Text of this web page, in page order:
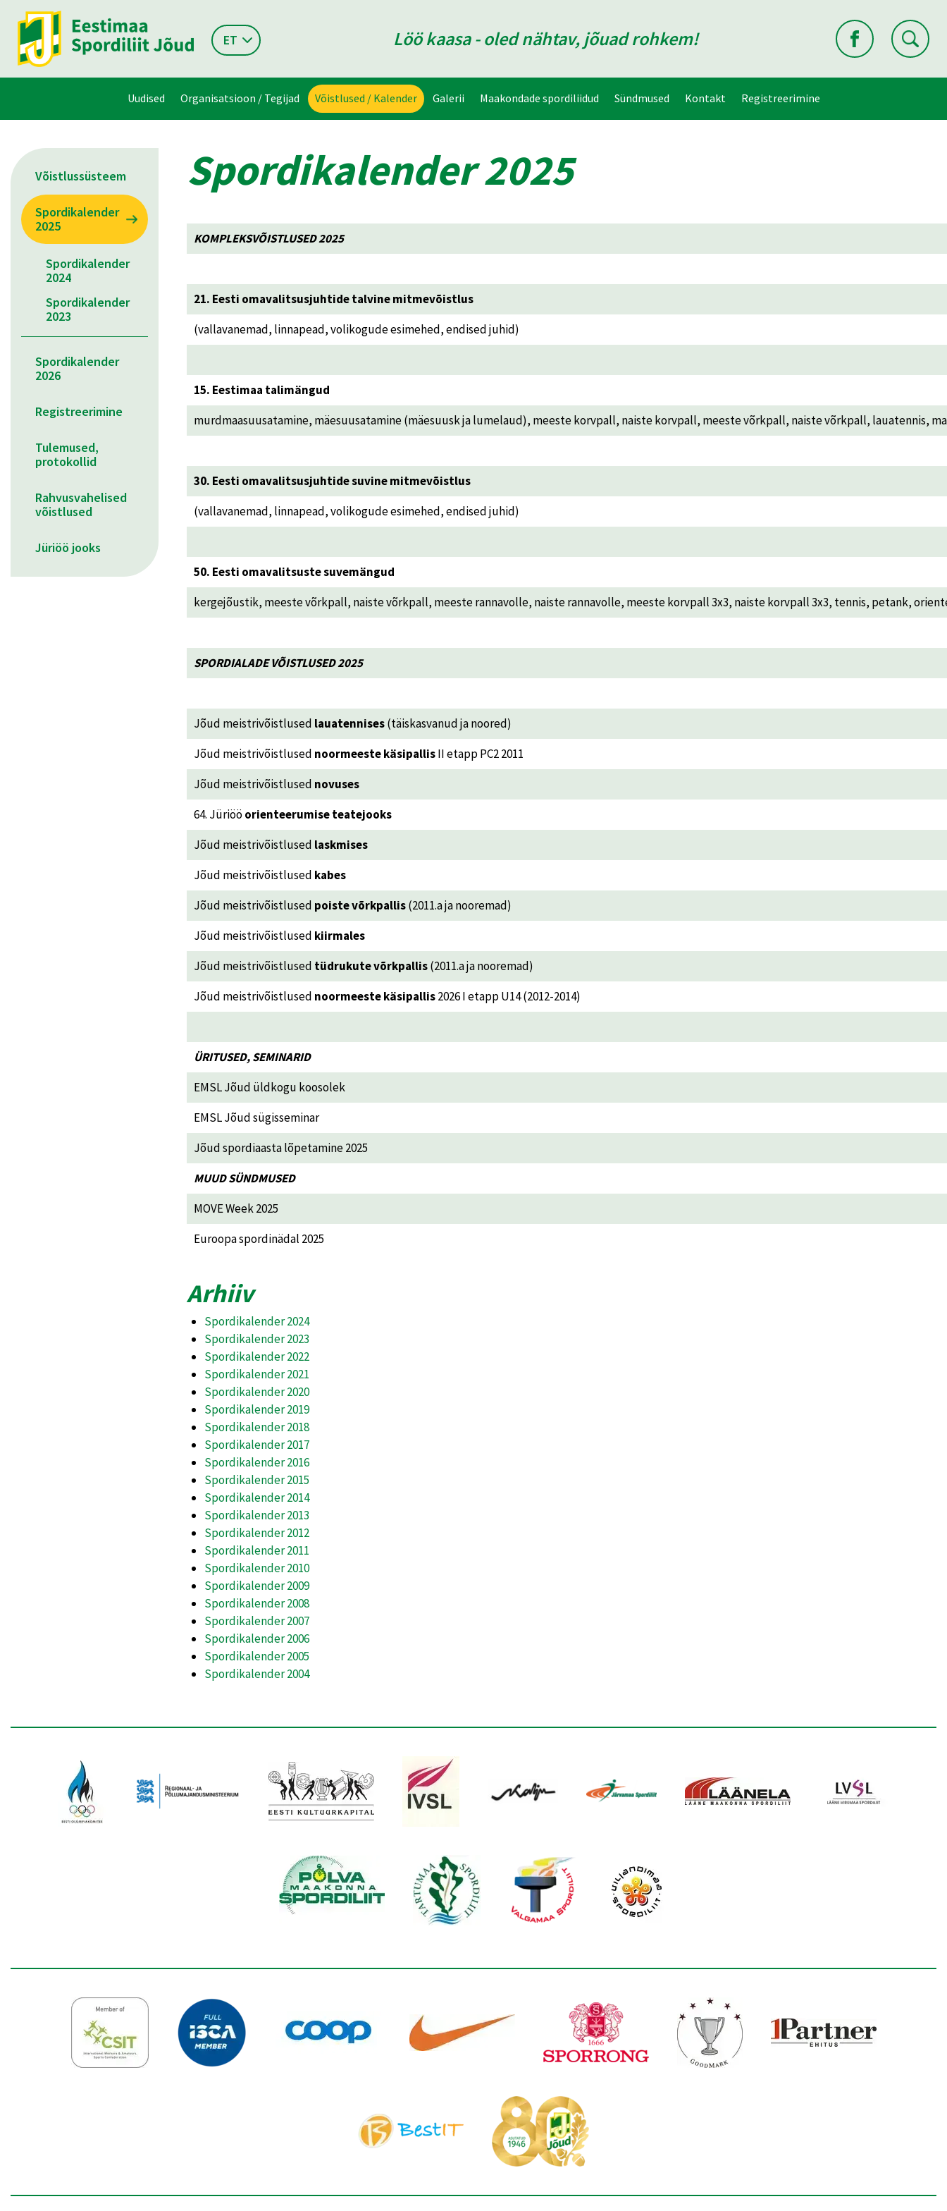
ET Löö kaasa - oled nähtav, jõuad rohkem!
Uudised Organisatsioon / Tegijad Võistlused / Kalender Galerii Maakondade spordiliidud Sündmused Kontakt Registreerimine
Võistlussüsteem
Spordikalender
2025
Spordikalender
2024
Spordikalender
2023
Spordikalender
2026
Registreerimine
Tulemused,
protokollid
Rahvusvahelised
võistlused
Jüriöö jooks
Spordikalender 2025
KOMPLEKSVÕISTLUSED 2025
21. Eesti omavalitsusjuhtide talvine mitmevõistlus
(vallavanemad, linnapead, volikogude esimehed, endised juhid)
15. Eestimaa talimängud
murdmaasuusatamine, mäesuusatamine (mäesuusk ja lumelaud), meeste korvpall, naiste korvpall, meeste võrkpall, naiste võrkpall,
30. Eesti omavalitsusjuhtide suvine mitmevõistlus
(vallavanemad, linnapead, volikogude esimehed, endised juhid)
50. Eesti omavalitsuste suvemängud
kergejõustik, meeste võrkpall, naiste võrkpall, meeste rannavolle, naiste rannavolle, meeste korvpall 3x3, naiste korvpall 3x3, tennis, petank,
SPORDIALADE VÕISTLUSED 2025
Jõud meistrivõistlused lauatennises(täiskasvanud ja noored)
Jõud meistrivõistlused noormeeste käsipallisII etapp PC2 2011
Jõud meistrivõistlused novuses
64. Jüriööorienteerumise teatejooks
Jõud meistrivõistlused laskmises
Jõud meistrivõistlused kabes
Jõud meistrivõistlused poiste võrkpallis(2011.a ja nooremad)
Jõud meistrivõistlused kiirmales
Jõud meistrivõistlused tüdrukute võrkpallis(2011.a ja nooremad)
Jõud meistrivõistlused noormeeste käsipallis2026 I etapp U14 (2012-2014)
ÜRITUSED, SEMINARID
EMSL Jõud üldkogu koosolek
EMSL Jõud sügisseminar
Jõud spordiaasta lõpetamine 2025
MUUD SÜNDMUSED
MOVE Week 2025
Euroopa spordinädal 2025
Arhiiv
Spordikalender 2024
Spordikalender 2023
Spordikalender 2022
Spordikalender 2021
Spordikalender 2020
Spordikalender 2019
Spordikalender 2018
Spordikalender 2017
Spordikalender 2016
Spordikalender 2015
Spordikalender 2014
Spordikalender 2013
Spordikalender 2012
Spordikalender 2011
Spordikalender 2010
Spordikalender 2009
Spordikalender 2008
Spordikalender 2007
Spordikalender 2006
Spordikalender 2005
Spordikalender 2004